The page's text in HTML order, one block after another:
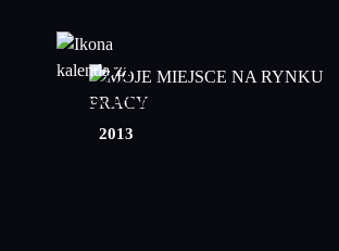
22
kwiecień
2013